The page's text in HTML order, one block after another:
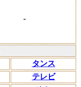
-
タンス
テレビ